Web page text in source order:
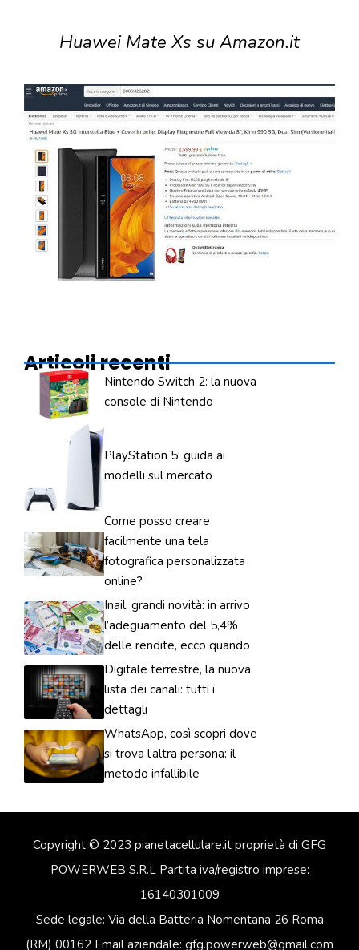
Huawei Mate Xs su Amazon.it
Articoli recenti
Nintendo Switch 2: la nuova
console di Nintendo
PlayStation 5: guida ai
modelli sul mercato
Come posso creare
facilmente una tela
fotografica personalizzata
online?
Inail, grandi novità: in arrivo
l’adeguamento del 5,4%
delle rendite, ecco quando
Digitale terrestre, la nuova
lista dei canali: tutti i
dettagli
WhatsApp, così scopri dove
si trova l’altra persona: il
metodo infallibile
Copyright © 2023 pianetacellulare.it proprietà di GFG
POWERWEB S.R.L Partita iva/registro imprese:
16140301009
Sede legale: Via della Batteria Nomentana 26 Roma
(RM) 00162 Email aziendale: gfg.powerweb@gmail.com